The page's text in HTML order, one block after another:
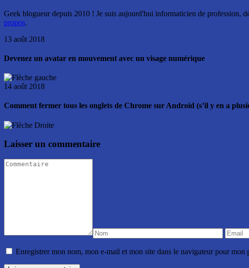
Geek blogueur depuis 2010 ! Je suis aujourd'hui informaticien de profession,
propos.
13 août 2018
Devenez un avatar en mouvement avec un visage numérique
14 août 2018
Comment fermer tous les onglets de Chrome sur Android (s’il y en a
Laisser un commentaire
Enregistrer mon nom, mon e-mail et mon site dans le navigateur pour mon